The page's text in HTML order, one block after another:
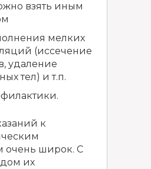
взять иным
мелких
(иссечение
удаление
тел) и т.п.
к
очень широк. С
их